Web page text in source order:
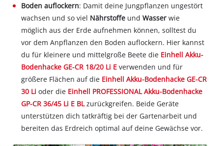
Boden auflockern: Damit deine Jungpflanzen ungestört
wachsen und so viel Nährstoffe undWasserwie
möglich aus der Erde aufnehmen können, solltest du
vor dem Anpflanzen den Boden auflockern. Hier kannst
du für kleinere und mittelgroße Beete die Einhell Akku-
Bodenhacke GE-CR 18/20 Li E verwenden und für
größere Flächen auf die Einhell Akku-Bodenhacke GE-CR
30 Li oder die Einhell PROFESSIONAL Akku-Bodenhacke
GP-CR 36/45 Li E BLzurückgreifen. Beide Geräte
unterstützen dich tatkräftig bei der Gartenarbeit und
bereiten das Erdreich optimal auf deine Gewächse vor.